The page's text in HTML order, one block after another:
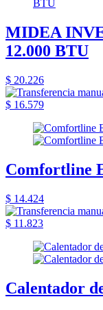
MIDEA
12.000 BTU
$ 20.226
$ 16.579
Comfortline
$ 14.424
$ 11.823
Calentador